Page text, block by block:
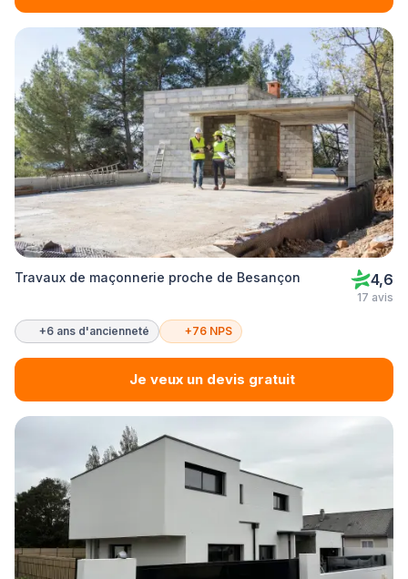
Travaux de maçonnerie proche de Besançon 4,6
17 avis
+6 ans d'ancienneté +76 NPS
Je veux un devis gratuit